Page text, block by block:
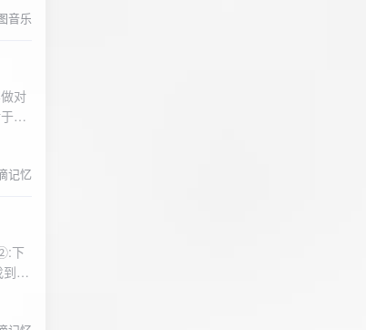
音乐
对
质
记忆
下